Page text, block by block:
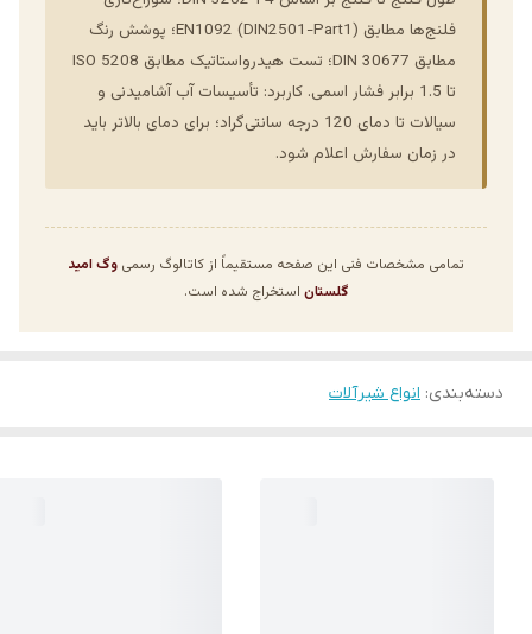
فلنج‌ها مطابق EN1092 (DIN2501-Part1)؛ پوشش رنگ
مطابق DIN 30677؛ تست هیدرواستاتیک مطابق ISO 5208
تا 1.5 برابر فشار اسمی. کاربرد: تأسیسات آب آشامیدنی و
سیالات تا دمای 120 درجه سانتی‌گراد؛ برای دمای بالاتر باید
در زمان سفارش اعلام شود.
تمامی مشخصات فنی این صفحه مستقیماً از کاتالوگ رسمی وگ امید
گلستان استخراج شده است.
دسته‌بندی: انواع شیرآلات